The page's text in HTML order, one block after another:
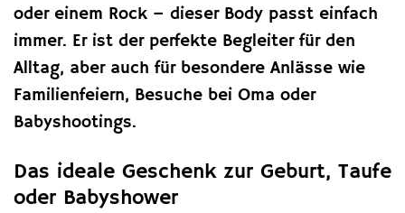
oder einem Rock – dieser Body passt einfach
immer. Er ist der perfekte Begleiter für den
Alltag, aber auch für besondere Anlässe wie
Familienfeiern, Besuche bei Oma oder
Babyshootings.
Das ideale Geschenk zur Geburt, Taufe
oder Babyshower